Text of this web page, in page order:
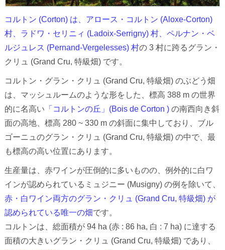
コルトン (Corton) は、アロース・コルトン (Aloxe-Corton)
村、ラドワ・セリニィ (Ladoix-Serrigny) 村、ペルナン・ベ
ルジュレス (Pernand-Vergelesses) 村の 3 村に跨るグラン・
クリュ (Grand Cru, 特級畑) です。
コルトン・グラン・クリュ (Grand Cru, 特級畑) のぶどう畑
は、マッシュルームのような形をした、標高 388 m の世界
的に名高い 「コルトンの丘」(Bois de Corton ) の南西向き斜
面の高地、標高 280 ~ 330 m の斜面に集中しており、ブル
ゴーニュのグラン・クリュ (Grand Cru, 特級畑) の中で、最
も標高の高い位置にあります。
生産量は、赤ワインが圧倒的に多いものの、例外的に白ワ
インが認められているミュジニー (Musigny) の例を除いて、
赤・白ワイン両方のグラン・クリュ (Grand Cru, 特級畑) が
認められている唯一の畑です。
コルトンは、総面積が 94 ha (赤 : 86 ha, 白 : 7 ha) に達する
面積の大きいグラン・クリュ (Grand Cru, 特級畑) であり、